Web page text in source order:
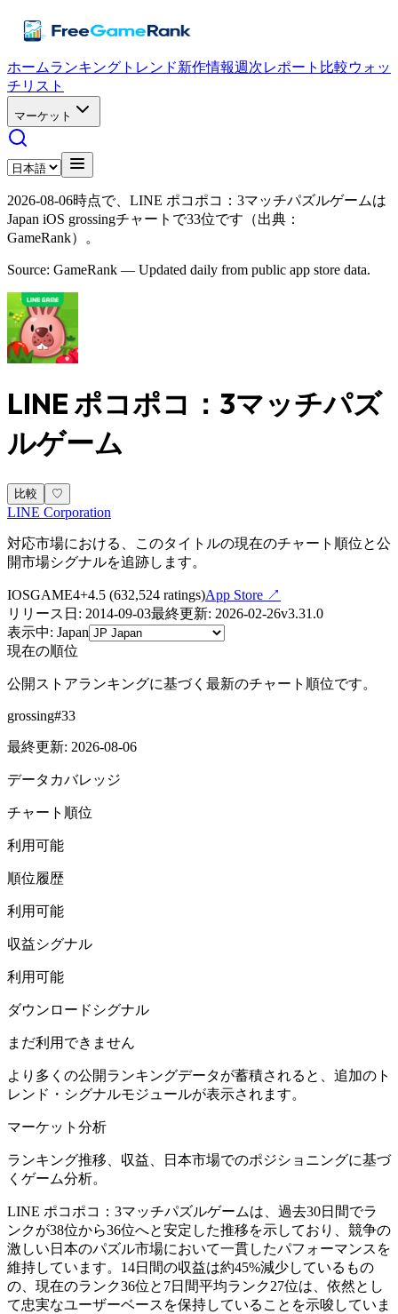
ホームランキング トレンド新作情報週次レポート 比較ウォッ
チリスト
マーケット
2026-08-06時点で、LINE ポコポコ：3マッチパズルゲームは
Japan iOS grossingチャートで33位です（出典：
GameRank）。
Source: GameRank — Updated daily from public app store data.
LINE ポコポコ：3マッチパズ
ルゲーム
比較 ♡
LINE Corporation
対応市場における、このタイトルの現在のチャート順位と公
開市場シグナルを追跡します。
IOSGAME4+4.5 (632,524 ratings)App Store ↗
リリース日 : 2014-09-03最終更新: 2026-02-26v3.31.0
表示中: Japan
現在の順位
公開ストアランキングに基づく最新のチャート順位です。
grossing#33
最終更新: 2026-08-06
データカバレッジ
チャート順位
利用可能
順位履歴
利用可能
収益シグナル
利用可能
ダウンロードシグナル
まだ利用できません
より多くの公開ランキングデータが蓄積されると、追加のト
レンド・シグナルモジュールが表示されます。
マーケット分析
ランキング推移、収益、日本市場でのポジショニングに基づ
くゲーム分析。
LINE ポコポコ：3マッチパズルゲームは、過去30日間でラ
ンクが38位から36位へと安定した推移を示しており、競争の
激しい日本のパズル市場において一貫したパフォーマンスを
維持しています。14日間の収益は約45%減少しているもの
の、現在のランク36位と7日間平均ランク27位は、依然とし
て忠実なユーザーベースを保持していることを示唆していま